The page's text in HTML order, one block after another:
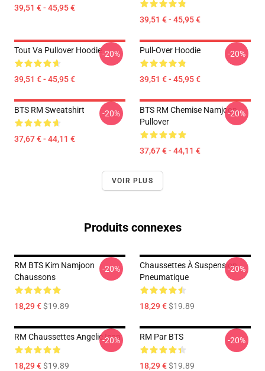
39,51 € - 45,95 €
39,51 € - 45,95 €
Tout Va Pullover Hoodie
39,51 € - 45,95 €
-20% Pull-Over Hoodie
39,51 € - 45,95 €
-20%
BTS RM Sweatshirt
37,67 € - 44,11 €
-20%
BTS RM Chemise Namjoon
Pullover
37,67 € - 44,11 €
-20%
VOIR PLUS
Produits connexes
RM BTS Kim Namjoon
Chaussons
18,29 €$19.89
-20%
Chaussettes À Suspension
Pneumatique
18,29 €$19.89
-20%
RM Chaussettes Angelic Icon
18,29 €$19.89
-20% RM Par BTS
18,29 €$19.89
-20%